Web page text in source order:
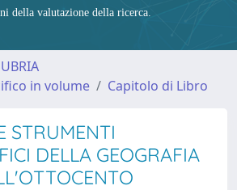
della valutazione della ricerca.
in volume
Capitolo di Libro
STRUMENTI
DELLA GEOGRAFIA